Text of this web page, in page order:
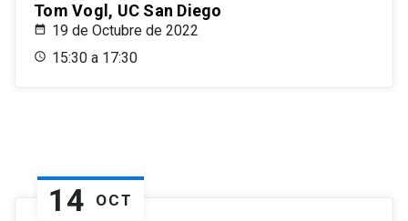
Tom Vogl, UC San Diego
19 de Octubre de 2022
15:30 a 17:30
14 OCT